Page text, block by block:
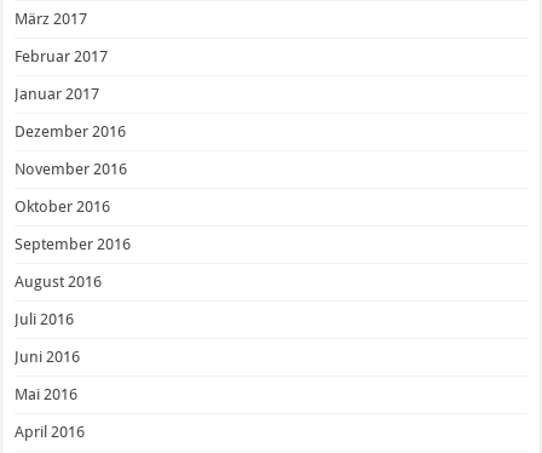
März 2017
Februar 2017
Januar 2017
Dezember 2016
November 2016
Oktober 2016
September 2016
August 2016
Juli 2016
Juni 2016
Mai 2016
April 2016